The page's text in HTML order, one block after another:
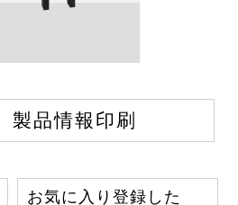
製品情報印刷
お気に入り登録した